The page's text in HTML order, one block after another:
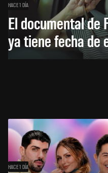
HACE 1 DÍA
El documental de
ya tiene fecha de
HACE 1 DÍA